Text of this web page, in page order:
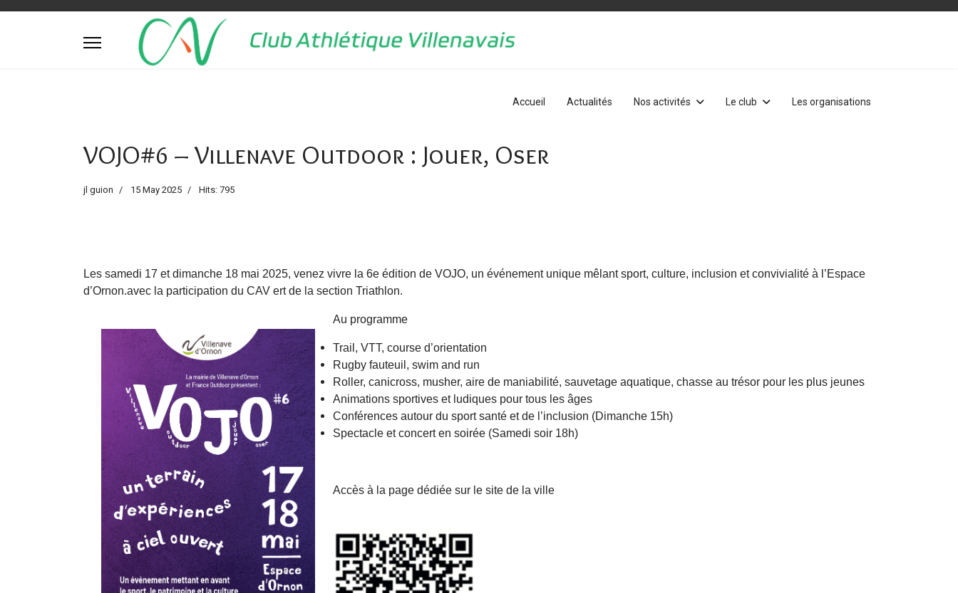
Accueil Actualités Nos activités Le club Les organisations
VOJO#6 – Villenave Outdoor : Jouer, Oser
jl guion 15 May 2025 Hits: 795
Les samedi 17 et dimanche 18 mai 2025, venez vivre la 6e édition de VOJO, un événement unique mêlant sport, culture, inclusion et convivialité à l’Espace
d’Ornon.avec la participation du CAV ert de la section Triathlon.
Au programme
Trail, VTT, course d’orientation
Rugby fauteuil, swim and run
Roller, canicross, musher, aire de maniabilité, sauvetage aquatique, chasse au trésor pour les plus jeunes
Animations sportives et ludiques pour tous les âges
Conférences autour du sport santé et de l’inclusion (Dimanche 15h)
Spectacle et concert en soirée (Samedi soir 18h)
Accès à la page dédiée sur le site de la ville